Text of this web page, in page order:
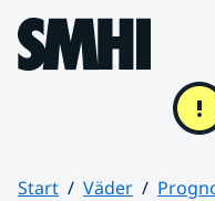
Hoppa till sidans innehåll
Start Väder